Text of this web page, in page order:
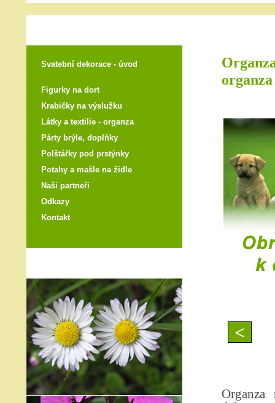
Svatební dekorace - úvod
Figurky na dort
Krabičky na výslužku
Látky a textilie - organza
Párty brýle, doplňky
Polštářky pod prstýnky
Potahy a mašle na židle
Naši partneři
Odkazy
Kontakt
<